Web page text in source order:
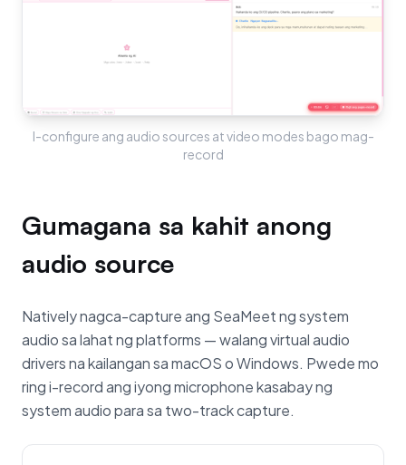
I-configure ang audio sources at video modes bago mag-
record
Gumagana sa kahit anong
audio source
Natively nagca-capture ang SeaMeet ng system
audio sa lahat ng platforms — walang virtual audio
drivers na kailangan sa macOS o Windows. Pwede mo
ring i-record ang iyong microphone kasabay ng
system audio para sa two-track capture.